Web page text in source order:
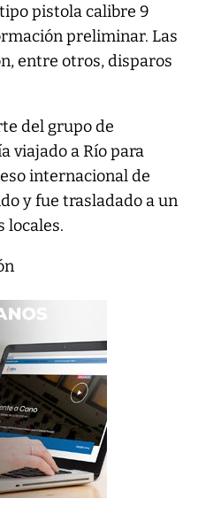
pistola calibre 9
preliminar. Las
entre otros, disparos
del grupo de
viajado a Río para
internacional de
y fue trasladado a un
locales.